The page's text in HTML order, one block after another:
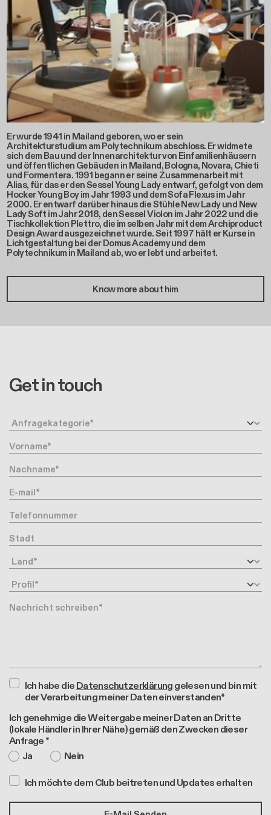
Er wurde 1941 in Mailand geboren, wo er sein
Architekturstudium am Polytechnikum abschloss. Er widmete
sich dem Bau und der Innenarchitektur von Einfamilienhäusern
und öffentlichen Gebäuden in Mailand, Bologna, Novara, Chieti
und Formentera. 1991 begann er seine Zusammenarbeit mit
Alias, für das er den Sessel Young Lady entwarf, gefolgt von dem
Hocker Young Boy im Jahr 1993 und dem Sofa Flexus im Jahr
2000. Er entwarf darüber hinaus die Stühle New Lady und New
Lady Soft im Jahr 2018, den Sessel Violon im Jahr 2022 und die
Tischkollektion Plettro, die im selben Jahr mit dem Archiproduct
Design Award ausgezeichnet wurde. Seit 1997 hält er Kurse in
Lichtgestaltung bei der Domus Academy und dem
Polytechnikum in Mailand ab, wo er lebt und arbeitet.
Know more about him
Get in touch
Anfragetyp
Vorname
Nachname
Ihre Email-Adresse
Telefonnummer
Stadt
Land
Profil
Nachricht
Ich habe dieDatenschutzerklärunggelesen und bin mit
der Verarbeitung meiner Daten einverstanden*
Ich genehmige die Weitergabe meiner Daten an Dritte
(lokale Händler in Ihrer Nähe) gemäß den Zwecken dieser
Anfrage *
Ja
Nein
Ich möchte dem Club beitreten und Updates erhalten